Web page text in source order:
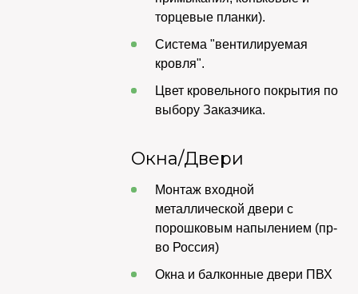
торцевые планки).
Система "вентилируемая
кровля".
Цвет кровельного покрытия по
выбору Заказчика.
Окна/Двери
Монтаж входной
металлической двери с
порошковым напылением (пр-
во Россия)
Окна и балконные двери ПВХ